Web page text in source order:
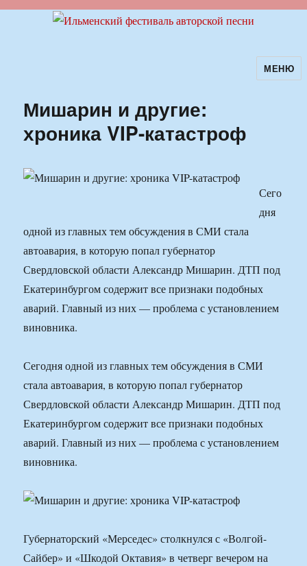
Ильменский фестиваль авторскойМЕНЮ
Мишарин и другие:
хроника VIP-катастроф
Сего
дня
одной из главных тем обсуждения в СМИ стала
автоавария, в которую попал губернатор
Свердловской области Александр Мишарин. ДТП под
Екатеринбургом содержит все признаки подобных
аварий. Главный из них — проблема с установлением
виновника.
Сегодня одной из главных тем обсуждения в СМИ
стала автоавария, в которую попал губернатор
Свердловской области Александр Мишарин. ДТП под
Екатеринбургом содержит все признаки подобных
аварий. Главный из них — проблема с установлением
виновника.
Губернаторский «Мерседес» столкнулся с «Волгой-
Сайбер» и «Шкодой Октавия» в четверг вечером на